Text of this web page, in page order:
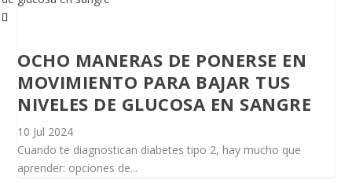
OCHO MANERAS DE PONERSE EN
MOVIMIENTO PARA BAJAR TUS
NIVELES DE GLUCOSA EN SANGRE
10 Jul 2024
Cuando te diagnostican diabetes tipo 2, hay mucho que
aprender: opciones de...